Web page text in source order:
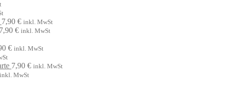
7,90 € inkl. MwSt
7,90 € inkl. MwSt
€ inkl. MwSt
7,90 € inkl. MwSt
inkl. MwSt